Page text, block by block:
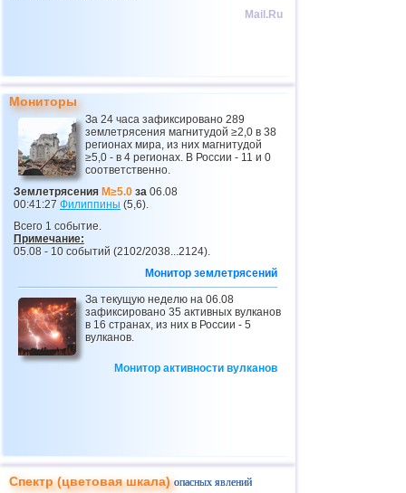
4,2 1
23 Перу
Коста-Рика 2,5...4,0 18
25 Таджикистан 4,0 1
26 Аргентина
27 Эквадор
28 о.Виргинии (США)
30 Греция 2,5...3,7 13
31 Турция 2,5...3,7 6
32 Норвегия
Пуэрто-Рико 2,5...3,5 4
37 Боливия 3,1...3,4
Mail.Ru
Мониторы
За 24 часа зафиксировано 289
землетрясения магнитудой ≥2,0 в 38
регионах мира, из них магнитудой
≥5,0 - в 4 регионах. В России - 11 и 0
соответственно.
Землетрясения M≥5.0 за 06.08
00:41:27 Филиппины (5,6).
Всего 1 событие.
Примечание:
05.08 - 10 событий (2102/2038...2124).
Монитор землетрясений
За текущую неделю на 06.08
зафиксировано 35 активных вулканов
в 16 странах, из них в России - 5
вулканов.
Монитор активности вулканов
Спектр (цветовая шкала)опасных явлений